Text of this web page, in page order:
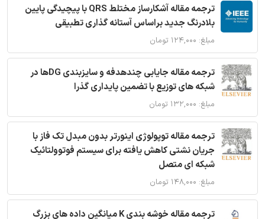
ترجمه مقاله آشکارساز مختلط QRS با پیچیدگی پایین
بلادرنگ جدید براساس آستانه گذاری تطبیقی
مبلغ: ۱۲۴,۰۰۰ تومان
ترجمه مقاله جایابی چندهدفه و سایزبندی DGها در
شبکه های توزیع با تضمین پایداری گذرا
مبلغ: ۱۳۲,۰۰۰ تومان
ترجمه مقاله توپولوژی اینورتر بدون مبدل تک فاز با
جریان نشتی کاهش یافته برای سیستم فوتوولتائیک
شبکه ای متصل
مبلغ: ۱۴۸,۰۰۰ تومان
ترجمه مقاله خوشه بندی K میانگین داده های بزرگ